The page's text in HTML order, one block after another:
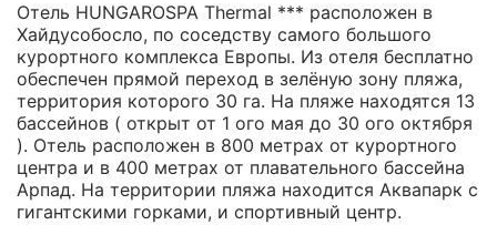
Отель HUNGAROSPA Thermal *** расположен в
Хайдусобосло, по соседству самого большого
курортного комплекса Европы. Из отеля бесплатно
обеспечен прямой переход в зелёную зону пляжа,
территория которого 30 га. На пляже находятся 13
бассейнов ( открыт от 1 ого мая до 30 ого октября
). Отель расположен в 800 метрах от курортного
центра и в 400 метрах от плавательного бассейна
Арпад. На территории пляжа находится Аквапарк с
гигантскими горками, и спортивный центр.